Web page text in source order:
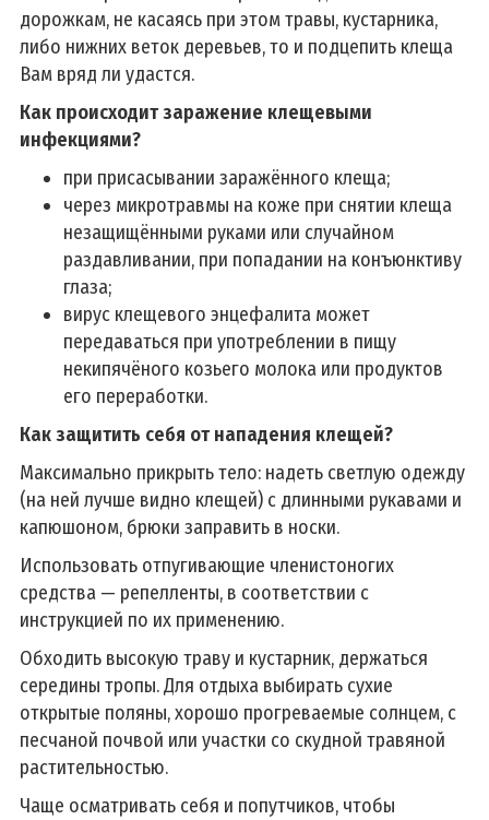
дорожкам, не касаясь при этом травы, кустарника,
либо нижних веток деревьев, то и подцепить клеща
Вам вряд ли удастся.
Как происходит заражение клещевыми
инфекциями?
при присасывании заражённого клеща;
через микротравмы на коже при снятии клеща
незащищёнными руками или случайном
раздавливании, при попадании на конъюнктиву
глаза;
вирус клещевого энцефалита может
передаваться при употреблении в пищу
некипячёного козьего молока или продуктов
его переработки.
Как защитить себя от нападения клещей?
Максимально прикрыть тело: надеть светлую одежду
(на ней лучше видно клещей) с длинными рукавами и
капюшоном, брюки заправить в носки.
Использовать отпугивающие членистоногих
средства — репелленты, в соответствии с
инструкцией по их применению.
Обходить высокую траву и кустарник, держаться
середины тропы. Для отдыха выбирать сухие
открытые поляны, хорошо прогреваемые солнцем, с
песчаной почвой или участки со скудной травяной
растительностью.
Чаще осматривать себя и попутчиков, чтобы